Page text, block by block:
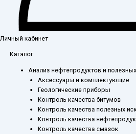
Личный кабинет
Каталог
Анализ нефтепродуктов и
Аксессуары и комплектующие
Геологические приборы
Контроль качества битумов
Контроль качества полезных
Контроль качества
Контроль качества смазок